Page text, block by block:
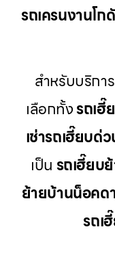
รถเครนงานโก
สำหรับบริกา
เลือกทั้งรถเฮี๊
เช่ารถเฮี๊ยบด่
เป็น รถเฮี๊ยบ
ย้ายบ้านน็อคด
รถเ